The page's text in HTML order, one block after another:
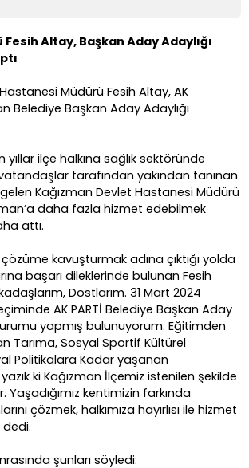
Altay, Başkan Aday Adaylığı
Müdürü Fesih Altay, AK
Belediye Başkan Aday Adaylığı
yıllar ilçe halkına sağlık sektöründe
tarafından yakından tanınan
Kağızman Devlet Hastanesi Müdürü
daha fazla hizmet edebilmek
attı.
çözüme kavuşturmak adına çıktığı yolda
başarı dileklerinde bulunan Fesih
Dostlarım. 31 Mart 2024
AK PARTİ Belediye Başkan Aday
yapmış bulunuyorum. Eğitimden
Tarıma, Sosyal Sportif Kültürel
Politikalara Kadar yaşanan
ki Kağızman İlçemiz istenilen şekilde
Yaşadığımız kentimizin farkında
çözmek, halkımıza hayırlısı ile hizmet
şunları söyledi: